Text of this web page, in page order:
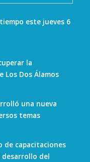
este jueves 6
la
Dos Álamos
una nueva
temas
de capacitaciones
del